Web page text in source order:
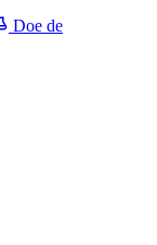
Doe de